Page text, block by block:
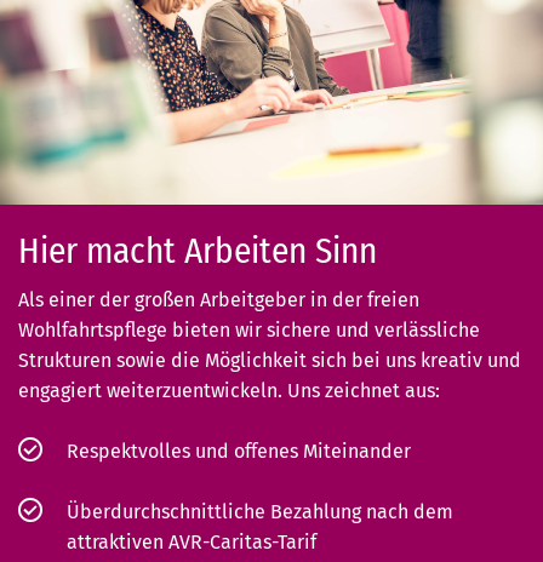
Hier macht Arbeiten Sinn
Als einer der großen Arbeitgeber in der freien
Wohlfahrtspflege bieten wir sichere und verlässliche
Strukturen sowie die Möglichkeit sich bei uns kreativ und
engagiert weiterzuentwickeln. Uns zeichnet aus:
Respektvolles und offenes Miteinander
Überdurchschnittliche Bezahlung nach dem
attraktiven AVR-Caritas-Tarif